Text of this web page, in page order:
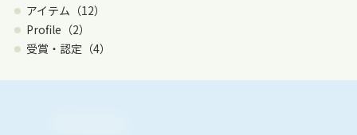
アイテム（12）
Profile（2）
受賞・認定（4）